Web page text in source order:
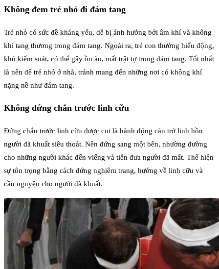
Không đem trẻ nhỏ đi đám tang
Trẻ nhỏ có sức đề kháng yếu, dễ bị ảnh hưởng bởi âm khí và không
khí tang thương trong đám tang. Ngoài ra, trẻ con thường hiếu động,
khó kiểm soát, có thể gây ồn ào, mất trật tự trong đám tang. Tốt nhất
là nên để trẻ nhỏ ở nhà, tránh mang đến những nơi có không khí
nặng nề như đám tang.
Không đứng chắn trước linh cữu
Đứng chắn trước linh cữu được coi là hành động cản trở linh hồn
người đã khuất siêu thoát. Nên đứng sang một bên, nhường đường
cho những người khác đến viếng và tiễn đưa người đã mất. Thể hiện
sự tôn trọng bằng cách đứng nghiêm trang, hướng về linh cữu và
cầu nguyện cho người đã khuất.